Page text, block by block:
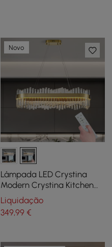
Novo
Lâmpada LED Crystina
Modern Crystina Kitchen
Island com controle remoto
Liquidação
349,99€